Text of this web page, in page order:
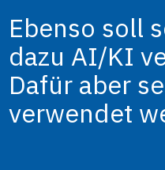
Ebenso soll
dazu AI/KI
Dafür aber
verwendet